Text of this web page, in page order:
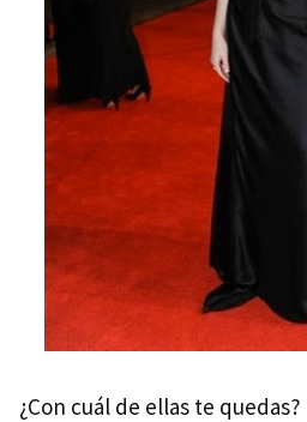
¿Con cuál de ellas te quedas?